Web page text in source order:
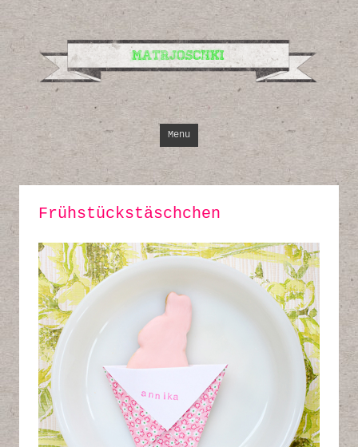
Design,
Menu Skip to content
Frühstückstäschchen